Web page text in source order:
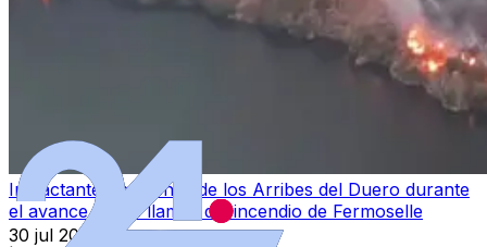
Impactantes imágenes de los Arribes del Duero durante
el avance de las llamas del incendio de Fermoselle
30 jul 2026